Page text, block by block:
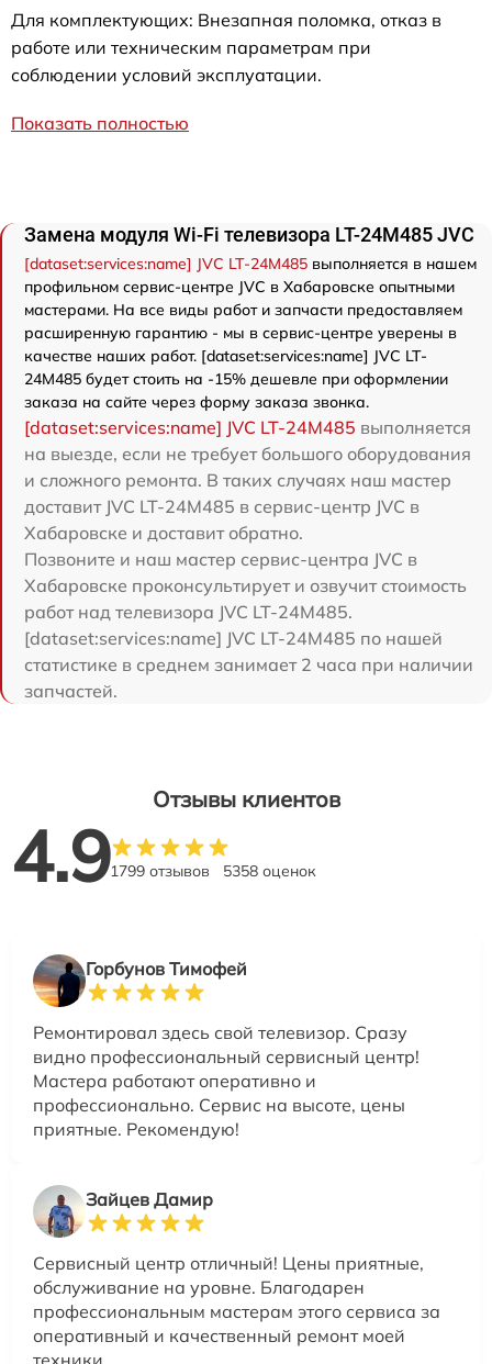
Для комплектующих: Внезапная поломка, отказ в
работе или техническим параметрам при
соблюдении условий эксплуатации.
Показать полностью
Замена модуля Wi-Fi телевизора LT-24M485 JVC
[dataset:services:name] JVC LT-24M485 выполняется в нашем
профильном сервис-центре JVC в Хабаровске опытными
мастерами. На все виды работ и запчасти предоставляем
расширенную гарантию - мы в сервис-центре уверены в
качестве наших работ. [dataset:services:name] JVC LT-
24M485 будет стоить на -15% дешевле при оформлении
заказа на сайте через форму заказа звонка.
[dataset:services:name] JVC LT-24M485 выполняется
на выезде, если не требует большого оборудования
и сложного ремонта. В таких случаях наш мастер
доставит JVC LT-24M485 в сервис-центр JVC в
Хабаровске и доставит обратно.
Позвоните и наш мастер сервис-центра JVC в
Хабаровске проконсультирует и озвучит стоимость
работ над телевизора JVC LT-24M485.
[dataset:services:name] JVC LT-24M485 по нашей
статистике в среднем занимает 2 часа при наличии
запчастей.
Отзывы клиентов
4.91799 отзывов 5358 оценок
Горбунов Тимофей
Ремонтировал здесь свой телевизор. Сразу
видно профессиональный сервисный центр!
Мастера работают оперативно и
профессионально. Сервис на высоте, цены
приятные. Рекомендую!
Зайцев Дамир
Сервисный центр отличный! Цены приятные,
обслуживание на уровне. Благодарен
профессиональным мастерам этого сервиса за
оперативный и качественный ремонт моей
техники.